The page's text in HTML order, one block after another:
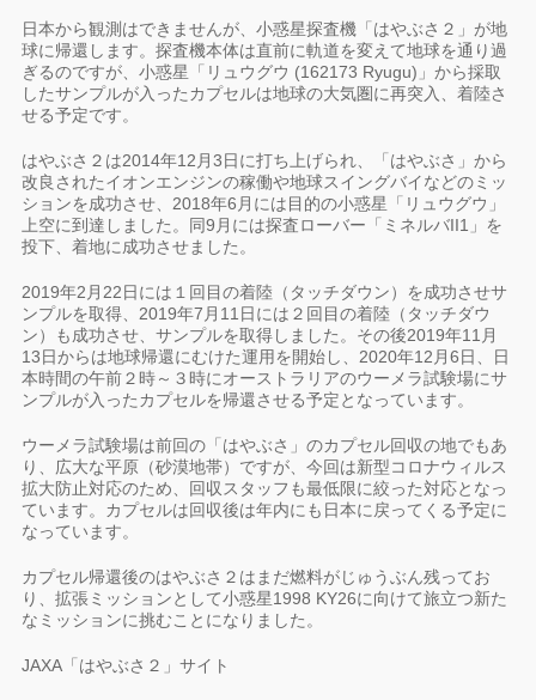
日本から観測はできませんが、小惑星探査機「はやぶさ２」が地
球に帰還します。探査機本体は直前に軌道を変えて地球を通り過
ぎるのですが、小惑星「リュウグウ (162173 Ryugu)」から採取
したサンプルが入ったカプセルは地球の大気圏に再突入、着陸さ
せる予定です。
はやぶさ２は2014年12月3日に打ち上げられ、「はやぶさ」から
改良されたイオンエンジンの稼働や地球スイングバイなどのミッ
ションを成功させ、2018年6月には目的の小惑星「リュウグウ」
上空に到達しました。同9月には探査ローバー「ミネルバII1」を
投下、着地に成功させました。
2019年2月22日には１回目の着陸（タッチダウン）を成功させサ
ンプルを取得、2019年7月11日には２回目の着陸（タッチダウ
ン）も成功させ、サンプルを取得しました。その後2019年11月
13日からは地球帰還にむけた運用を開始し、2020年12月6日、日
本時間の午前２時～３時にオーストラリアのウーメラ試験場にサ
ンプルが入ったカプセルを帰還させる予定となっています。
ウーメラ試験場は前回の「はやぶさ」のカプセル回収の地でもあ
り、広大な平原（砂漠地帯）ですが、今回は新型コロナウィルス
拡大防止対応のため、回収スタッフも最低限に絞った対応となっ
ています。カプセルは回収後は年内にも日本に戻ってくる予定に
なっています。
カプセル帰還後のはやぶさ２はまだ燃料がじゅうぶん残ってお
り、拡張ミッションとして小惑星1998 KY26に向けて旅立つ新た
なミッションに挑むことになりました。
JAXA「はやぶさ２」サイト